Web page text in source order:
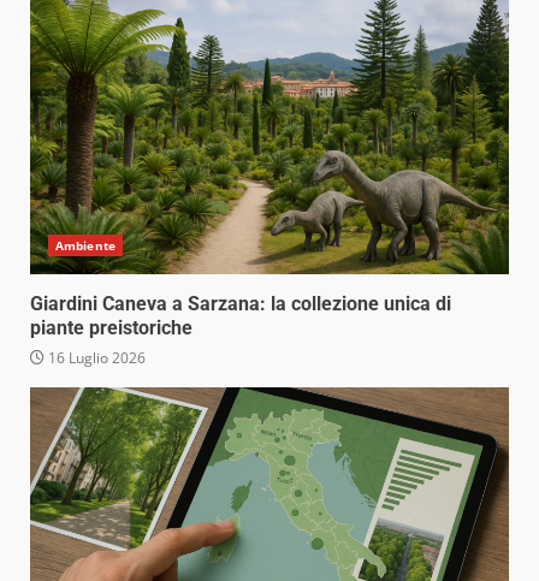
Ambiente
Giardini Caneva a Sarzana: la collezione unica di
piante preistoriche
16 Luglio 2026